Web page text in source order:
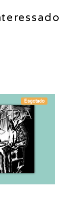
Esgotado